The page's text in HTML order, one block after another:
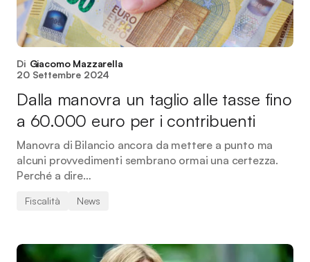
Di Giacomo Mazzarella
20 Settembre 2024
Dalla manovra un taglio alle tasse fino
a 60.000 euro per i contribuenti
Manovra di Bilancio ancora da mettere a punto ma
alcuni provvedimenti sembrano ormai una certezza.
Perché a dire…
Fiscalità News